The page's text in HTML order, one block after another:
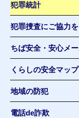
犯罪統計
犯罪捜査にご協力を
ちば安全・安心メ
くらしの安全マップ
地域の防犯
電話de詐欺